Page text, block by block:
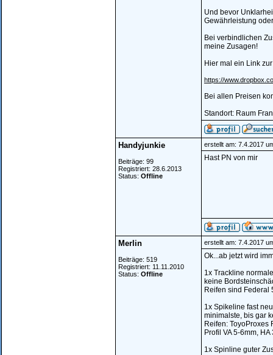
Und bevor
Gewährleistung
Bei verbindlichen
meine Zusagen!
Hier mal ein Link
https://
Bei allen Preisen
Standort: Raum
Handyjunkie
Beiträge: 99
Registriert: 28.6.2013
Status: Offline
erstellt am: 7.4.2017
Hast PN von mir
Merlin
Beiträge: 519
Registriert: 11.11.2010
Status: Offline
erstellt am: 7.4.2017
Ok...ab jetzt wird
1x Trackline
keine
Reifen sind Federal
1x Spikeline fast
minimalste, bis gar
Reifen: ToyoProxes
Profil VA 5-6mm, HA
1x Spinline guter